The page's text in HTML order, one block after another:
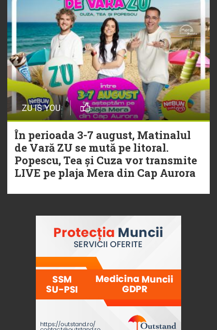
ZU IS YOU
În perioada 3-7 august, Matinalul
de Vară ZU se mută pe litoral.
Popescu, Tea și Cuza vor transmite
LIVE pe plaja Mera din Cap Aurora